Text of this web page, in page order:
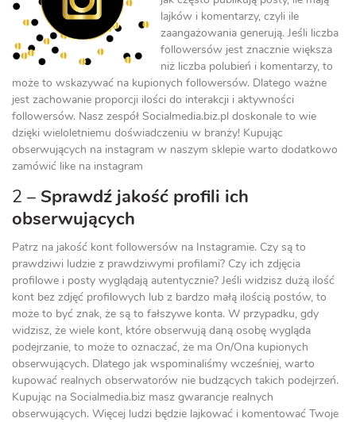
lajków i komentarzy, czyli ile
zaangażowania generują. Jeśli liczba
followersów jest znacznie większa
niż liczba polubień i komentarzy, to
może to wskazywać na kupionych followersów. Dlatego ważne
jest zachowanie proporcji ilości do interakcji i aktywności
followersów. Nasz zespół Socialmedia.biz.pl doskonale to wie
dzięki wieloletniemu doświadczeniu w branży! Kupując
obserwujących na instagram w naszym sklepie warto dodatkowo
zamówić like na instagram
2 – Sprawdź jakość profili ich
obserwujących
Patrz na jakość kont followersów na Instagramie. Czy są to
prawdziwi ludzie z prawdziwymi profilami? Czy ich zdjęcia
profilowe i posty wyglądają autentycznie? Jeśli widzisz dużą ilość
kont bez zdjęć profilowych lub z bardzo małą ilością postów, to
może to być znak, że są to fałszywe konta. W przypadku, gdy
widzisz, że wiele kont, które obserwują daną osobę wygląda
podejrzanie, to może to oznaczać, że ma On/Ona kupionych
obserwujących. Dlatego jak wspominaliśmy wcześniej, warto
kupować realnych obserwatorów nie budzących takich podejrzeń.
Kupując na Socialmedia.biz masz gwarancje realnych
obserwujących. Więcej ludzi będzie lajkować i komentować Twoje